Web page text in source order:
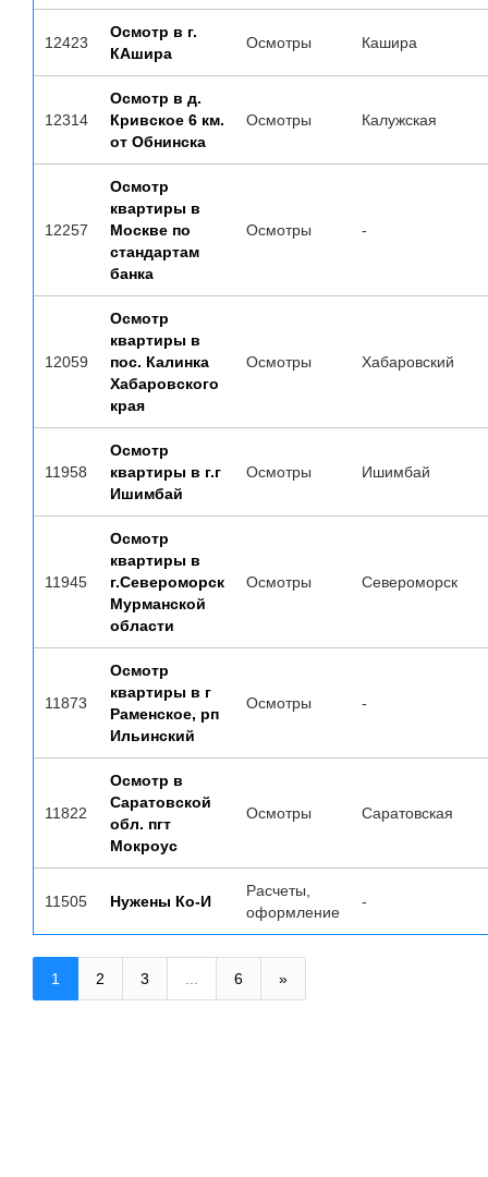
12423
Осмотр в г.
КАшира
Осмотры Кашира
12314
Осмотр в д.
Кривское 6 км.
от Обнинска
Осмотры Калужская
12257
Осмотр
квартиры в
Москве по
стандартам
банка
Осмотры -
12059
Осмотр
квартиры в
пос. Калинка
Хабаровского
края
Осмотры Хабаровский
11958
Осмотр
квартиры в г.г
Ишимбай
Осмотры Ишимбай
11945
Осмотр
квартиры в
г.Североморск
Мурманской
области
Осмотры Североморск
11873
Осмотр
квартиры в г
Раменское, рп
Ильинский
Осмотры -
11822
Осмотр в
Саратовской
обл. пгт
Мокроус
Осмотры Саратовская
11505 Нужены Ко-И
Расчеты,
оформление
-
1 2 3 6 »